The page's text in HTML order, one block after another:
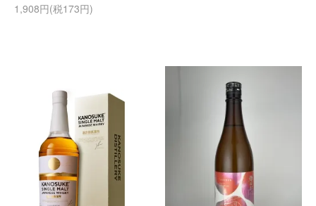
1,908円(税173円)